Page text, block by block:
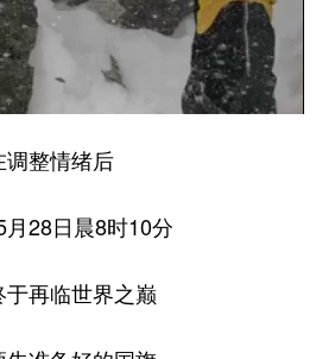
调整情绪后
28日晨8时10分
于再临世界之巅